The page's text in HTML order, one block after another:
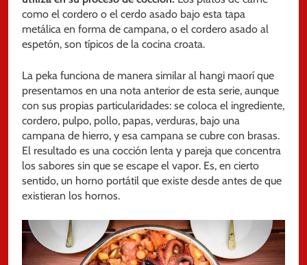
como el cordero o el cerdo asado bajo esta tapa
metálica en forma de campana, o el cordero asado al
espetón, son típicos de la cocina croata.
La peka funciona de manera similar al hangi maorí que
presentamos en una nota anterior de esta serie, aunque
con sus propias particularidades: se coloca el ingrediente,
cordero, pulpo, pollo, papas, verduras, bajo una
campana de hierro, y esa campana se cubre con brasas.
El resultado es una cocción lenta y pareja que concentra
los sabores sin que se escape el vapor. Es, en cierto
sentido, un horno portátil que existe desde antes de que
existieran los hornos.